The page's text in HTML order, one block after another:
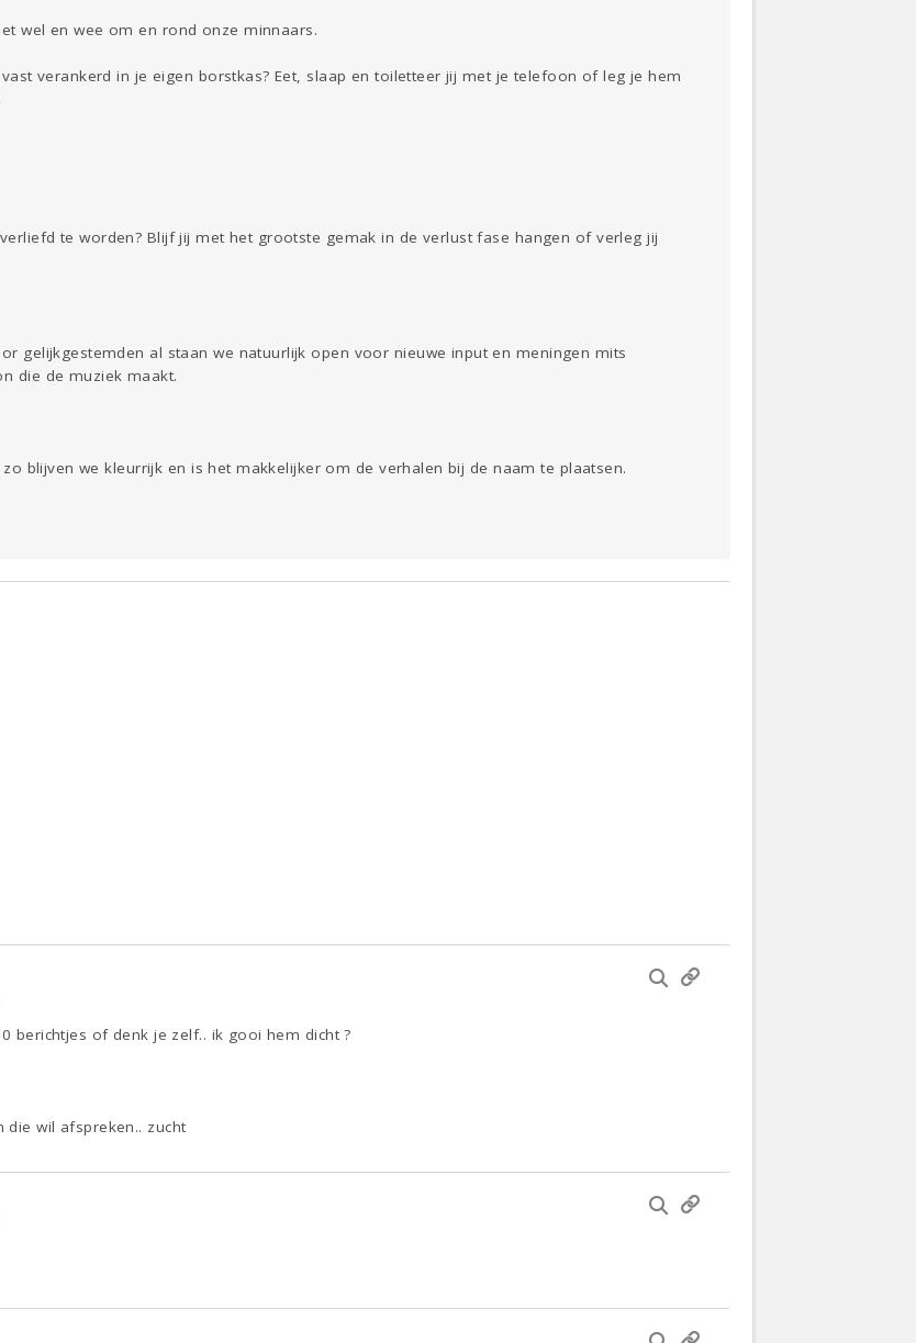
wel en wee om en rond onze minnaars.
verankerd in je eigen borstkas? Eet, slaap en toiletteer jij met je telefoon of leg je hem
te worden? Blijf jij met het grootste gemak in de verlust fase hangen of verleg jij
gelijkgestemden al staan we natuurlijk open voor nieuwe input en meningen mits
die de muziek maakt.
blijven we kleurrijk en is het makkelijker om de verhalen bij de naam te plaatsen.
berichtjes of denk je zelf.. ik gooi hem dicht ?
wil afspreken.. zucht